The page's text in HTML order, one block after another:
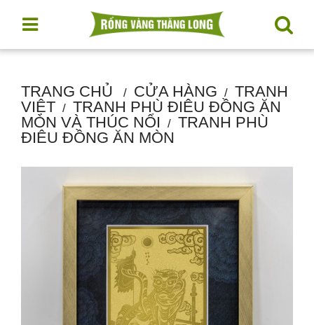
TRANG CHỦ CỬA HÀNG
TRANH
VIỆT
TRANH PHÙ ĐIÊU ĐỒNG ĂN
MÒN VÀ THÚC NỔI
TRANH PHÙ
ĐIÊU ĐỒNG ĂN MÒN